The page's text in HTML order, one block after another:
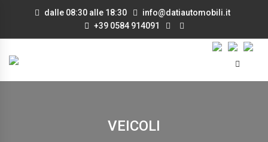
dalle 08:30 alle 18:30
info@datiautomobili.it
+39 0584 914091
VEICOLI